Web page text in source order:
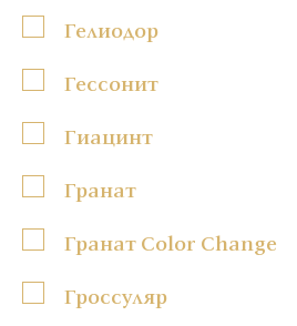
Гелиодор
Гессонит
Гиацинт
Гранат
Гранат Color Change
Гроссуляр